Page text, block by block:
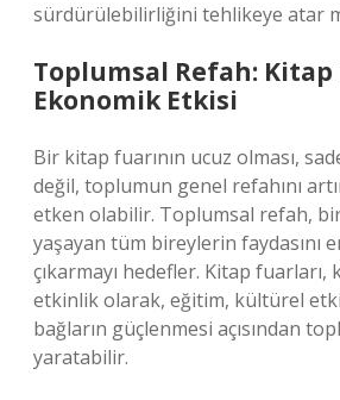
sürdürülebilirliğini tehlikeye atar
Toplumsal Refah: Kitap
Ekonomik Etkisi
Bir kitap fuarının ucuz olması,
değil, toplumun genel refahını
etken olabilir. Toplumsal refah,
yaşayan tüm bireylerin faydasını
çıkarmayı hedefler. Kitap
etkinlik olarak, eğitim, kültürel
bağların güçlenmesi açısından
yaratabilir.